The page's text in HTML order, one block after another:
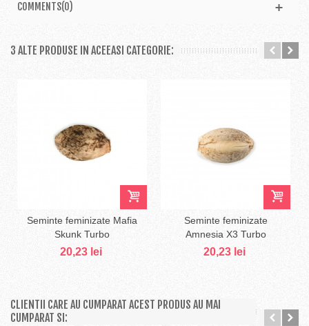
COMMENTS(0)
3 ALTE PRODUSE IN ACEEASI CATEGORIE:
Seminte feminizate Mafia
Skunk Turbo
20,23 lei
Seminte feminizate
Amnesia X3 Turbo
20,23 lei
CLIENTII CARE AU CUMPARAT ACEST PRODUS AU MAI
CUMPARAT SI: